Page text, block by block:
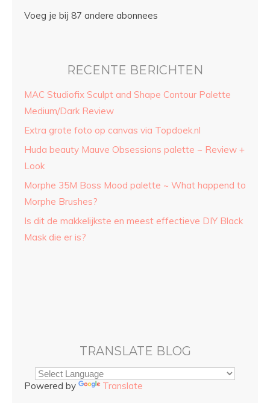
Voeg je bij 87 andere abonnees
RECENTE BERICHTEN
MAC Studiofix Sculpt and Shape Contour Palette
Medium/Dark Review
Extra grote foto op canvas via Topdoek.nl
Huda beauty Mauve Obsessions palette ~ Review +
Look
Morphe 35M Boss Mood palette ~ What happend to
Morphe Brushes?
Is dit de makkelijkste en meest effectieve DIY Black
Mask die er is?
TRANSLATE BLOG
Powered by Translate